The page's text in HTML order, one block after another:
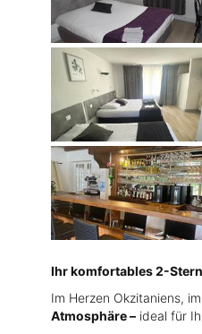
Ihr komfortables 2-
Im Herzen Okzitaniens,
Atmosphäre – ideal für